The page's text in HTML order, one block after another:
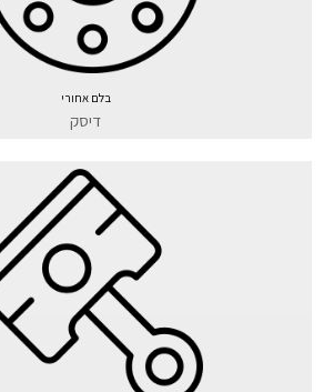
בלם אחורי
דיסק